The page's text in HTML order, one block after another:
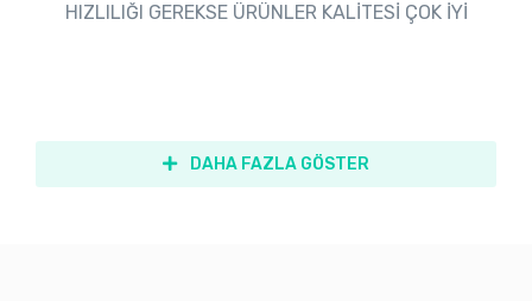
HIZLILIĞI GEREKSE ÜRÜNLER KALİTESİ ÇOK İYİ
DAHA FAZLA GÖSTER